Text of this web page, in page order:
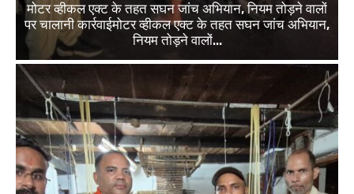
मोटर व्हीकल एक्ट के तहत सघन जांच अभियान, नियम तोड़ने वालों
पर चालानी कार्रवाईमोटर व्हीकल एक्ट के तहत सघन जांच अभियान,
नियम तोड़ने वालों...